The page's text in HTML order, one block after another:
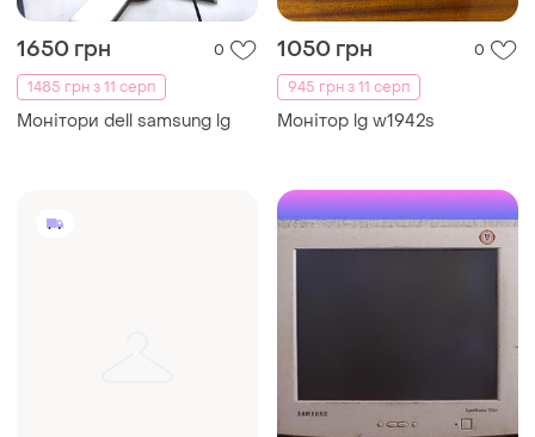
1650 грн
0
1485 грн з 11 серп
Монітори dell samsung lg
1050 грн
0
945 грн з 11 серп
Монітор lg w1942s